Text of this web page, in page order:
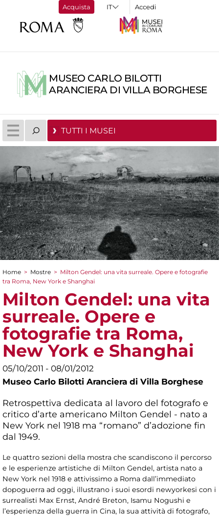
Acquista Accedi
MUSEO CARLO BILOTTI
ARANCIERA DI VILLA BORGHESE
TUTTI I MUSEI
Tu sei qui
Home > Mostre > Milton Gendel: una vita surreale. Opere e fotografie
tra Roma, New York e Shanghai
Milton Gendel: una vita
surreale. Opere e
fotografie tra Roma,
New York e Shanghai
05/10/2011 - 08/01/2012
Museo Carlo Bilotti Aranciera di Villa Borghese
Retrospettiva dedicata al lavoro del fotografo e
critico d’arte americano Milton Gendel - nato a
New York nel 1918 ma “romano” d’adozione fin
dal 1949.
Le quattro sezioni della mostra che scandiscono il percorso
e le esperienze artistiche di Milton Gendel, artista nato a
New York nel 1918 e attivissimo a Roma dall’immediato
dopoguerra ad oggi, illustrano i suoi esordi newyorkesi con i
surrealisti Max Ernst, André Breton, Isamu Nogushi e
l’esperienza della guerra in Cina, la sua attività di fotografo,